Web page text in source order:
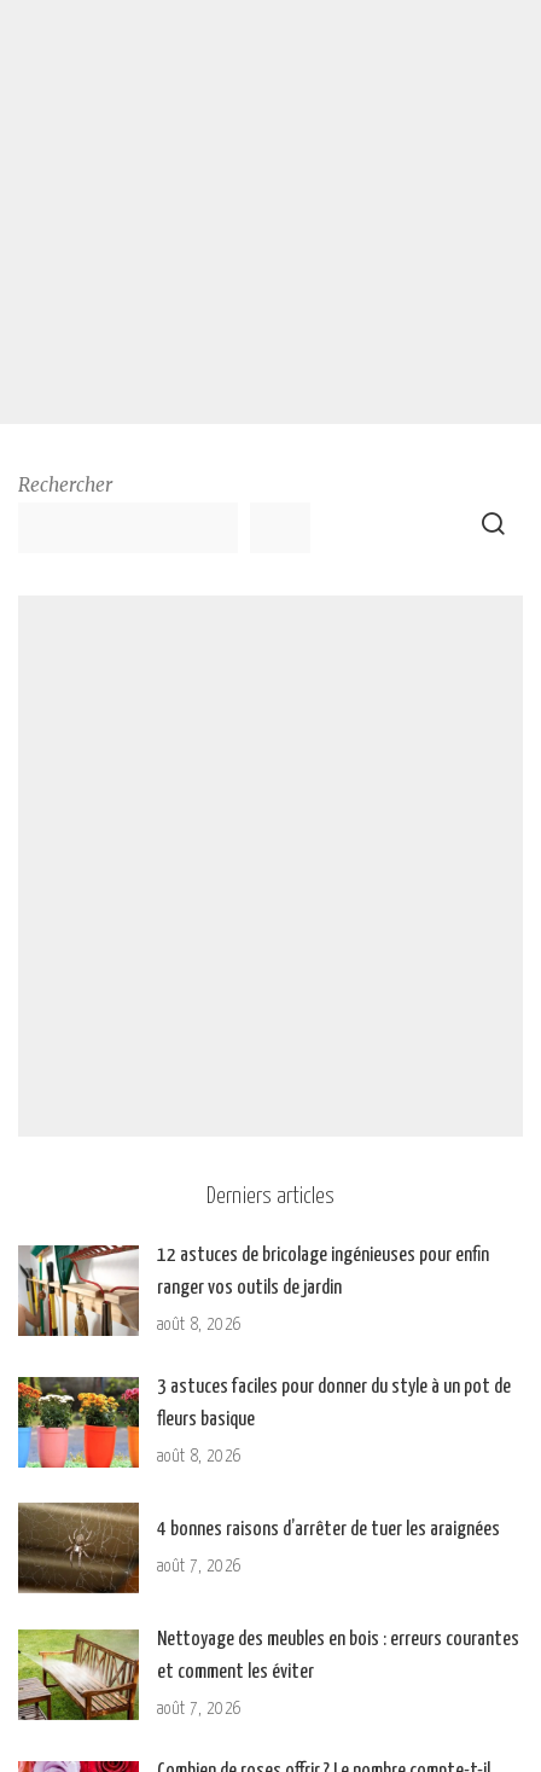
Rechercher
Derniers articles
12 astuces de bricolage ingénieuses pour enfin
ranger vos outils de jardin
août 8, 2026
3 astuces faciles pour donner du style à un pot de
fleurs basique
août 8, 2026
4 bonnes raisons d’arrêter de tuer les araignées
août 7, 2026
Nettoyage des meubles en bois : erreurs courantes
et comment les éviter
août 7, 2026